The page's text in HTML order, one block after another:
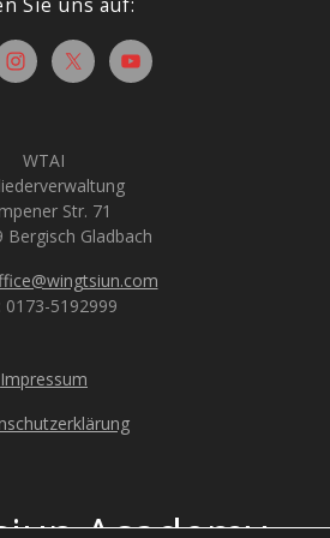
Sie uns auf:
WTAI
Str. 71
Bergisch Gladbach
0173-5192999
Impressum